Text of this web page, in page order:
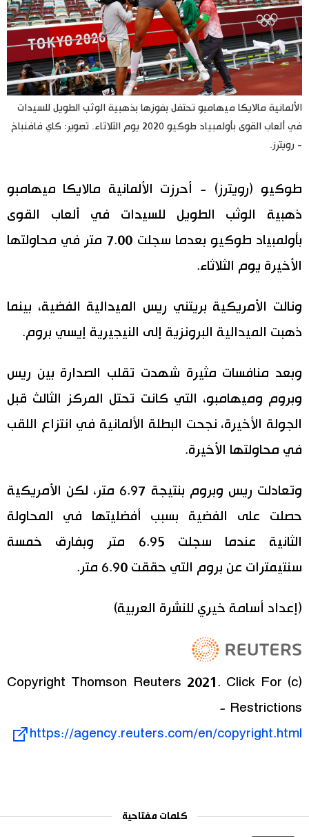
علوم وتكنولوجيا
الأقسام
أشخاص
اقتصاد
طوكيو
الأكثر تفاعلا
اللغة اليابانية
المطبخ الياباني
تواصل معنا
الألمانية مالايكا ميهامبو تحتفل بفوزها بذهبية الوثب الطويل للسيدات
في ألعاب القوى بأولمبياد طوكيو 2020 يوم الثلاثاء. تصوير: كاي فافنباخ
- رويترز.
طوكيو (رويترز) - أحرزت الألمانية مالايكا ميهامبو
ذهبية الوثب الطويل للسيدات في ألعاب القوى
بأولمبياد طوكيو بعدما سجلت 7.00 متر في محاولتها
الأخيرة يوم الثلاثاء.
ونالت الأمريكية بريتني ريس الميدالية الفضية، بينما
ذهبت الميدالية البرونزية إلى النيجيرية إيسي بروم.
وبعد منافسات مثيرة شهدت تقلب الصدارة بين ريس
وبروم وميهامبو، التي كانت تحتل المركز الثالث قبل
الجولة الأخيرة، نجحت البطلة الألمانية في انتزاع اللقب
في محاولتها الأخيرة.
وتعادلت ريس وبروم بنتيجة 6.97 متر، لكن الأمريكية
حصلت على الفضية بسبب أفضليتها في المحاولة
الثانية عندما سجلت 6.95 متر وبفارق خمسة
سنتيمترات عن بروم التي حققت 6.90 متر.
(إعداد أسامة خيري للنشرة العربية)
(c) Copyright Thomson Reuters 2021. Click For
Restrictions -
https://agency.reuters.com/en/copyright.html
كلمات مفتاحية